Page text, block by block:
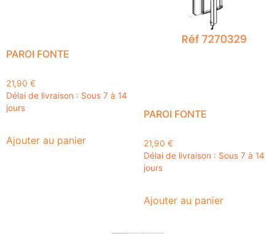
PAROI FONTE
21,90 €
Délai de livraison : Sous 7 à 14
jours
Ajouter au panier
PAROI FONTE
21,90 €
Délai de livraison : Sous 7 à 14
jours
Ajouter au panier